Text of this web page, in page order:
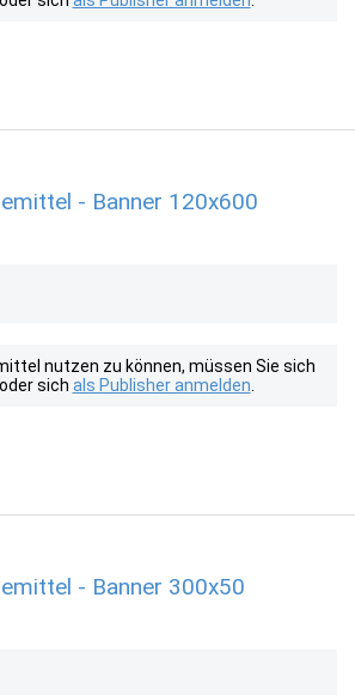
- Banner 120x600
nutzen zu können, müssen Sie sich
sich als Publisher anmelden
- Banner 300x50